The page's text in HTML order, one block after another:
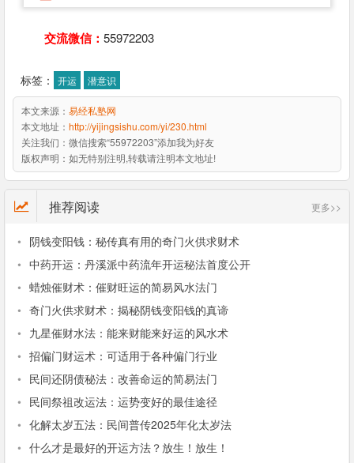
交流微信： 55972203
标签： 开运 潜意识
本文来源： 易经私塾网
本文地址： http://yijingsishu.com/yi/230.html
关注我们： 微信搜索“55972203”添加我为好友
版权声明： 如无特别注明,转载请注明本文地址!
推荐阅读 更多>>
• 阴钱变阳钱：秘传真有用的奇门火供求财术
• 中药开运：丹溪派中药流年开运秘法首度公开
• 蜡烛催财术：催财旺运的简易风水法门
• 奇门火供求财术：揭秘阴钱变阳钱的真谛
• 九星催财水法：能来财能来好运的风水术
• 招偏门财运术：可适用于各种偏门行业
• 民间还阴债秘法：改善命运的简易法门
• 民间祭祖改运法：运势变好的最佳途径
• 化解太岁五法：民间普传2025年化太岁法
• 什么才是最好的开运方法？放生！放生！